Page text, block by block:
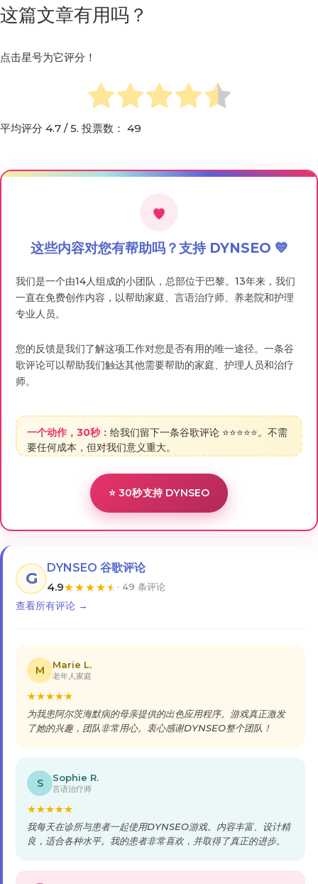
这篇文章有用吗？
点击星号为它评分！
平均评分 4.7 / 5. 投票数： 49
这些内容对您有帮助吗？支持 DYNSEO 💙
我们是一个由14人组成的小团队，总部位于巴黎。13年来，我们
一直在免费创作内容，以帮助家庭、言语治疗师、养老院和护理
专业人员。
您的反馈是我们了解这项工作对您是否有用的唯一途径。一条谷
歌评论可以帮助我们触达其他需要帮助的家庭、护理人员和治疗
师。
一个动作，30秒： 给我们留下一条谷歌评论 ⭐⭐⭐⭐⭐。不需
要任何成本，但对我们意义重大。
⭐ 30秒支持 DYNSEO
G
DYNSEO 谷歌评论
4.9★★★★★ · 49 条评论
查看所有评论 →
M Marie L.
老年人家庭
★★★★★
为我患阿尔茨海默病的母亲提供的出色应用程序。游戏真正激发
了她的兴趣，团队非常用心。衷心感谢DYNSEO整个团队！
S Sophie R.
言语治疗师
★★★★★
我每天在诊所与患者一起使用DYNSEO游戏。内容丰富、设计精
良，适合各种水平。我的患者非常喜欢，并取得了真正的进步。